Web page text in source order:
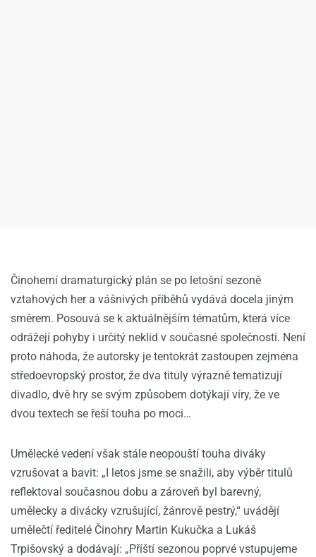
Činoherní dramaturgický plán se po letošní sezoně
vztahových her a vášnivých příběhů vydává docela jiným
směrem. Posouvá se k aktuálnějším tématům, která více
odrážejí pohyby i určitý neklid v současné společnosti. Není
proto náhoda, že autorsky je tentokrát zastoupen zejména
středoevropský prostor, že dva tituly výrazně tematizují
divadlo, dvě hry se svým způsobem dotýkají víry, že ve
dvou textech se řeší touha po moci…
Umělecké vedení však stále neopouští touha diváky
vzrušovat a bavit: „I letos jsme se snažili, aby výběr titulů
reflektoval současnou dobu a zároveň byl barevný,
umělecky a divácky vzrušující, žánrově pestrý,“ uvádějí
umělečtí ředitelé Činohry Martin Kukučka a Lukáš
Trpišovský a dodávají: „Příští sezonou poprvé vstupujeme